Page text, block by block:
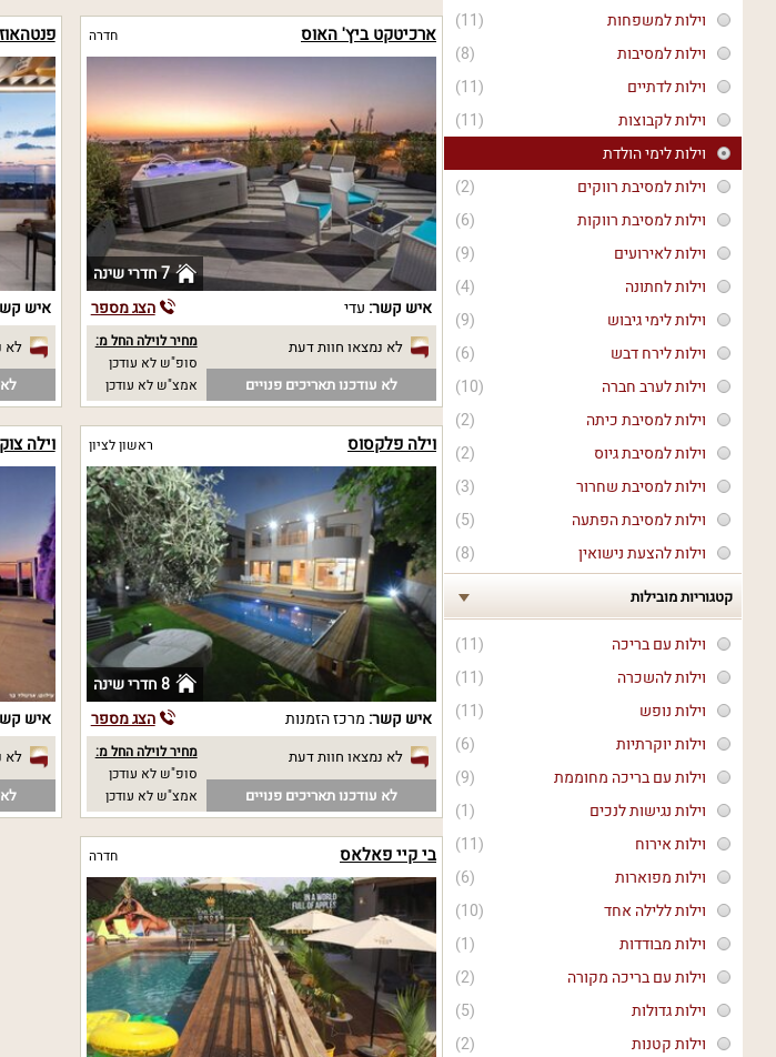
(11)
וילות למשפחות
(8)
וילות למסיבות
(11)
וילות לדתיים
(11)
וילות לקבוצות
וילות לימי הולדת
(2)
וילות למסיבת רווקים
(6)
וילות למסיבת רווקות
(9)
וילות לאירועים
(4)
וילות לחתונה
(9)
וילות לימי גיבוש
(6)
וילות לירח דבש
(10)
וילות לערב חברה
(2)
וילות למסיבת כיתה
(2)
וילות למסיבת גיוס
(3)
וילות למסיבת שחרור
(5)
וילות למסיבת הפתעה
(8)
וילות להצעת נישואין
קטגוריות מובילות
(11)
וילות עם בריכה
(11)
וילות להשכרה
(11)
וילות נופש
(6)
וילות יוקרתיות
(9)
וילות עם בריכה מחוממת
(1)
וילות נגישות לנכים
(11)
וילות אירוח
(6)
וילות מפוארות
(10)
וילות ללילה אחד
(1)
וילות מבודדות
(2)
וילות עם בריכה מקורה
(5)
וילות גדולות
(2)
וילות קטנות
ארכיטקט ביץ' האוס חדרה
7 חדרי שינה
איש קשר: עדי הצג מספר
לא נמצאו חוות דעת
לא עודכנו תאריכים פנויים
מחיר לוילה החל מ:
סופ"ש לא עודכן
אמצ"ש לא עודכן
איש
לא
וילה פלקסוס ראשון לציון
8 חדרי שינה
איש קשר: מרכז הזמנות הצג מספר
לא נמצאו חוות דעת
לא עודכנו תאריכים פנויים
מחיר לוילה החל מ:
סופ"ש לא עודכן
אמצ"ש לא עודכן
וילה
איש
לא
בי קיי פאלאס חדרה